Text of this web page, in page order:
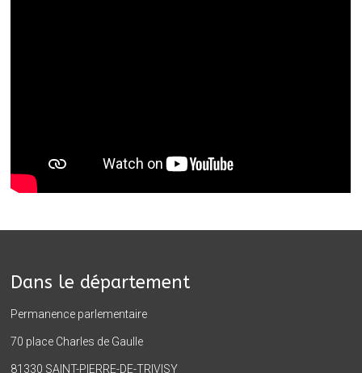
Dans le département
Permanence parlementaire
70 place Charles de Gaulle
81330 SAINT-PIERRE-DE-TRIVISY